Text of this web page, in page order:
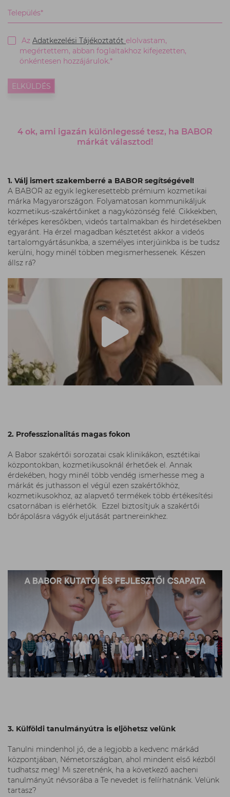
Település*
Az Adatkezelési Tájékoztatót elolvastam,
megértettem, abban foglaltakhoz kifejezetten,
önkéntesen hozzájárulok.*
ELKÜLDÉS
4 ok, ami igazán különlegessé tesz, ha BABOR
márkát választod!
1. Válj ismert szakemberré a BABOR segítségével!
A BABOR az egyik legkeresettebb prémium kozmetikai
márka Magyarországon. Folyamatosan kommunikáljuk
kozmetikus-szakértőinket a nagyközönség felé. Cikkekben,
térképes keresőkben, videós tartalmakban és hirdetésekben
egyaránt. Ha érzel magadban késztetést akkor a videós
tartalomgyártásunkba, a személyes interjúinkba is be tudsz
kerülni, hogy minél többen megismerhessenek. Készen
állsz rá?
2. Professzionalitás magas fokon
A Babor szakértői sorozatai csak klinikákon, esztétikai
központokban, kozmetikusoknál érhetőek el. Annak
érdekében, hogy minél több vendég ismerhesse meg a
márkát és juthasson el végül ezen szakértőkhöz,
kozmetikusokhoz, az alapvető termékek több értékesítési
csatornában is elérhetők. Ezzel biztosítjuk a szakértői
bőrápolásra vágyók eljutását partnereinkhez.
3. Külföldi tanulmányútra is eljöhetsz velünk
Tanulni mindenhol jó, de a legjobb a kedvenc márkád
központjában, Németországban, ahol mindent első kézből
tudhatsz meg! Mi szeretnénk, ha a következő aacheni
tanulmányút névsorába a Te nevedet is felírhatnánk. Velünk
tartasz?